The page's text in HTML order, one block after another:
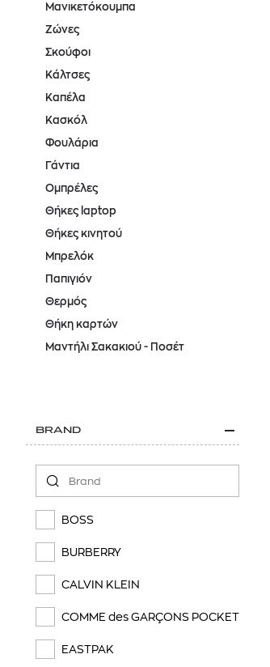
Μανικετόκουμπα
Ζώνες
Σκούφοι
Κάλτσες
Καπέλα
Κασκόλ
Φουλάρια
Γάντια
Ομπρέλες
Θήκες laptop
Θήκες κινητού
Μπρελόκ
Παπιγιόν
Θερμός
Θήκη καρτών
Μαντήλι Σακακιού - Ποσέτ
BRAND
BOSS
BURBERRY
CALVIN KLEIN
COMME des GARÇONS POCKET
EASTPAK